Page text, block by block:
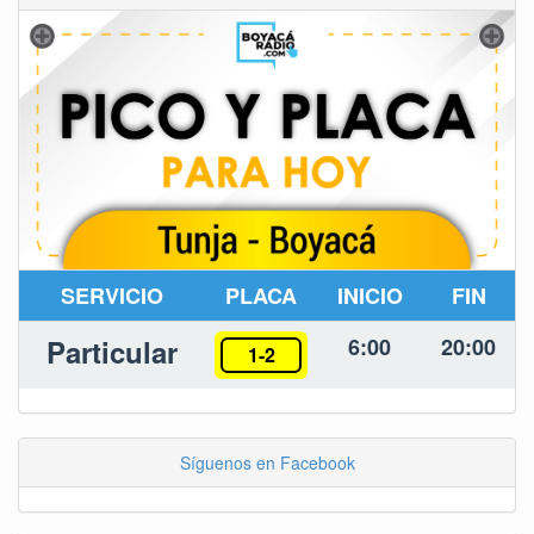
SERVICIO PLACA INICIO FIN
Particular 1-2 6:00 20:00
Síguenos en Facebook